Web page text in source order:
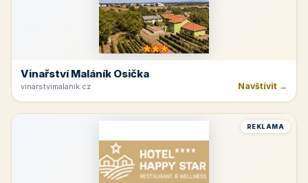
Vinařství Maláník Osička
vinarstvimalanik.cz Navštívit →
REKLAMA